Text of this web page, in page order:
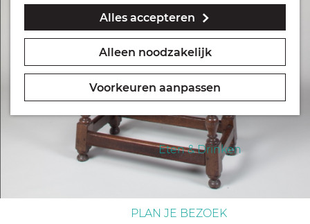
Alles accepteren
Alleen noodzakelijk
Voorkeuren aanpassen
Geocachen
Naar het museum
Eten & Drinken
PLAN JE BEZOEK